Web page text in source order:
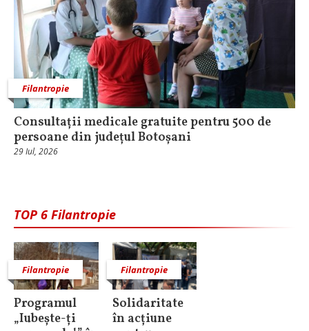
Filantropie
Consultații medicale gratuite pentru 500 de
persoane din județul Botoșani
29 Iul, 2026
TOP 6 Filantropie
Filantropie
Programul
„Iubește-ți
Filantropie
Solidaritate
în acțiune